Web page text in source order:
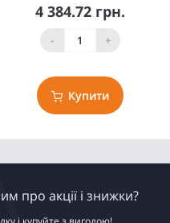
4 384.72 грн.
- +
Купити
про акції і знижки?